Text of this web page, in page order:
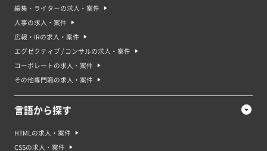
編集・ライターの求人・案件
人事の求人・案件
広報・IRの求人・案件
エグゼクティブ / コンサルの求人・案件
コーポレートの求人・案件
その他専門職の求人・案件
言語から探す
HTMLの求人・案件
CSSの求人・案件